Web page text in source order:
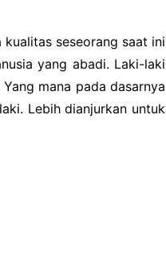
seseorang saat ini
yang abadi. Laki-laki
mana pada dasarnya
Lebih dianjurkan untuk